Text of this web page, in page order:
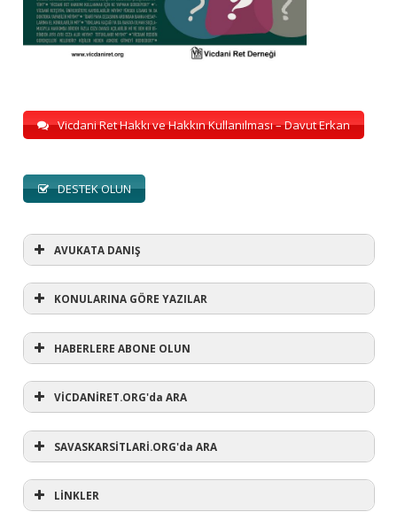
Vicdani Ret Hakkı ve Hakkın Kullanılması – Davut Erkan
DESTEK OLUN
AVUKATA DANIŞ
AVUKATA DANIŞ
KONULARINA GÖRE YAZILAR
KONULARINA GÖRE YAZILAR
#refusewar(1)
'dur' ihtarı(3)
1 aralık(11)
1 eylül (12)
HABERLERE ABONE OLUN
VİCDANİRET.ORG'da ARA
SAVASKARSİTLARİ.ORG'da ARA
LİNKLER